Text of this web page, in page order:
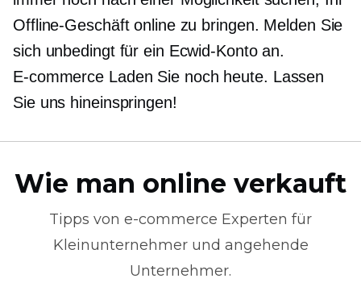
Offline-Geschäft online zu bringen. Melden Sie
sich unbedingt für ein Ecwid-Konto an.
E-commerce Laden Sie noch heute. Lassen
Sie uns hineinspringen!
Wie man online verkauft
Tipps von e-commerce Experten für
Kleinunternehmer und angehende
Unternehmer.